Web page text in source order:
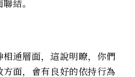
結。
通層面，這說明瞭，你們
面，會有良好的依持行為